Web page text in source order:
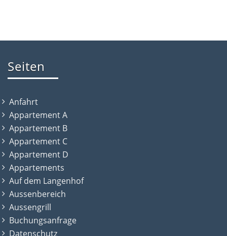
Seiten
Anfahrt
Appartement A
Appartement B
Appartement C
Appartement D
Appartements
Auf dem Langenhof
Aussenbereich
Aussengrill
Buchungsanfrage
Datenschutz